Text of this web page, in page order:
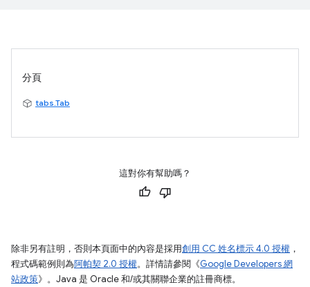
分頁
tabs.Tab
這對你有幫助嗎？
除非另有註明，否則本頁面中的內容是採用創用 CC 姓名標示 4.0 授權 ，
程式碼範例則為阿帕契 2.0 授權。詳情請參閱《Google Developers 網
站政策》。Java 是 Oracle 和/或其關聯企業的註冊商標。